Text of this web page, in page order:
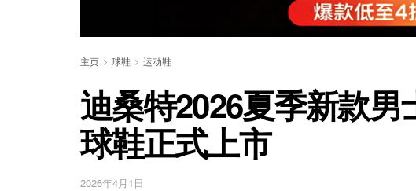
主页 球鞋 运动鞋
迪桑特2026夏季新款
球鞋正式上市
2026年4月1日